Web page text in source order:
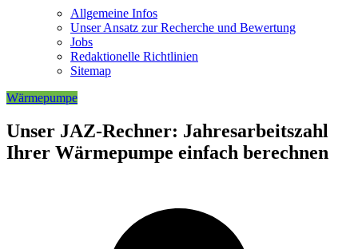
Allgemeine Infos
Unser Ansatz zur Recherche und Bewertung
Jobs
Redaktionelle Richtlinien
Sitemap
Wärmepumpe
Unser JAZ-Rechner: Jahresarbeitszahl
Ihrer Wärmepumpe einfach berechnen